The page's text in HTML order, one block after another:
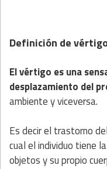
Definición de
El vértigo es una
desplazamiento del
ambiente y viceversa.
Es decir el trastorno
cual el individuo tiene
objetos y su propio